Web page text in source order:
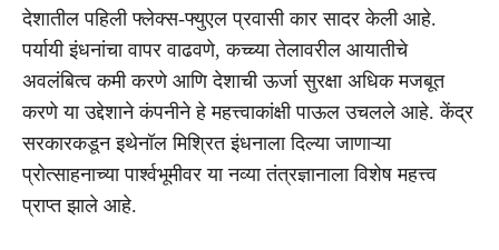
देशातील पहिली फ्लेक्स-फ्युएल प्रवासी कार सादर केली आहे.
पर्यायी इंधनांचा वापर वाढवणे, कच्च्या तेलावरील आयातीचे
अवलंबित्व कमी करणे आणि देशाची ऊर्जा सुरक्षा अधिक मजबूत
करणे या उद्देशाने कंपनीने हे महत्त्वाकांक्षी पाऊल उचलले आहे. केंद्र
सरकारकडून इथेनॉल मिश्रित इंधनाला दिल्या जाणाऱ्या
प्रोत्साहनाच्या पार्श्वभूमीवर या नव्या तंत्रज्ञानाला विशेष महत्त्व
प्राप्त झाले आहे.